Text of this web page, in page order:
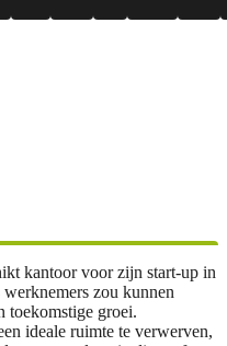
kantoor voor zijn start-up in
zou kunnen
toekomstige groei.
ideale ruimte te verwerven,